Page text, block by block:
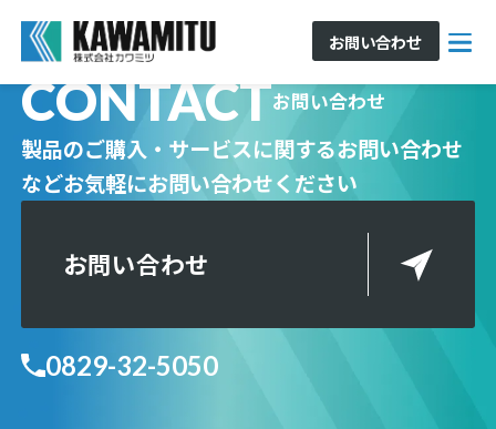
お問い合わせ
CONTACTお問い合わせ
製品のご購入・サービスに関するお問い合わせ
などお気軽にお問い合わせください
お問い合わせ
0829-32-5050